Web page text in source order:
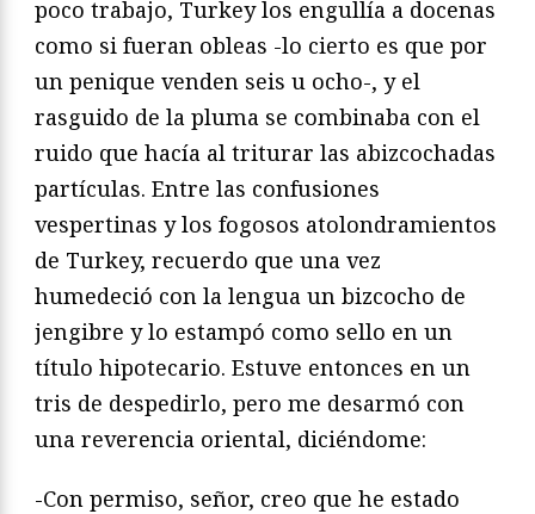
poco trabajo, Turkey los engullía a docenas
como si fueran obleas -lo cierto es que por
un penique venden seis u ocho-, y el
rasguido de la pluma se combinaba con el
ruido que hacía al triturar las abizcochadas
partículas. Entre las confusiones
vespertinas y los fogosos atolondramientos
de Turkey, recuerdo que una vez
humedeció con la lengua un bizcocho de
jengibre y lo estampó como sello en un
título hipotecario. Estuve entonces en un
tris de despedirlo, pero me desarmó con
una reverencia oriental, diciéndome:
-Con permiso, señor, creo que he estado